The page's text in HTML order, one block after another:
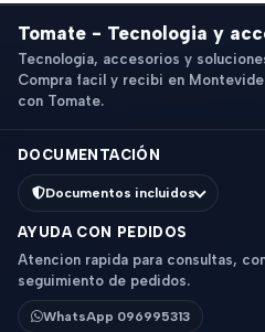
Tomate - Tecnologia y
Tecnologia, accesorios y
Compra facil y recibi en
con Tomate.
DOCUMENTACIÓN
Documentos incluidos
AYUDA CON PEDIDOS
Atencion rapida para consultas,
seguimiento de pedidos.
WhatsApp 096995313